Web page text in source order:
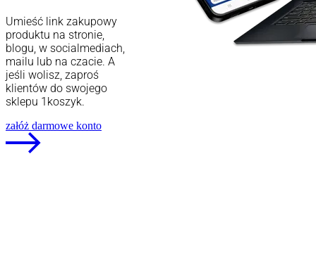
Umieść link zakupowy
produktu na stronie,
blogu, w socialmediach,
mailu lub na czacie. A
jeśli wolisz, zaproś
klientów do swojego
sklepu 1koszyk.
załóż darmowe konto